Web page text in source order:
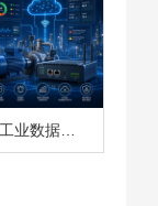
工业数据采集与设备监控案例